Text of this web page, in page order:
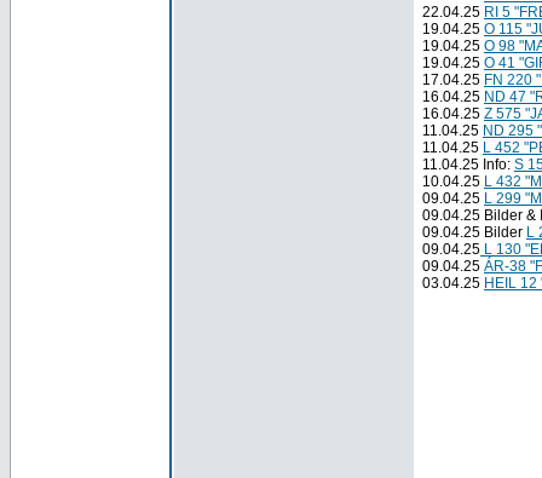
22.04.25 RI 5
19.04.25 O 115
19.04.25 O 98
19.04.25 O 41
17.04.25 FN 220
16.04.25 ND 47
16.04.25 Z 575
11.04.25 ND 295
11.04.25 L 452
11.04.25 Info: S
10.04.25 L 432
09.04.25 L 299
09.04.25 Bilder &
09.04.25 Bilder L
09.04.25 L 130
09.04.25 ÁR-38
03.04.25 HEIL 12